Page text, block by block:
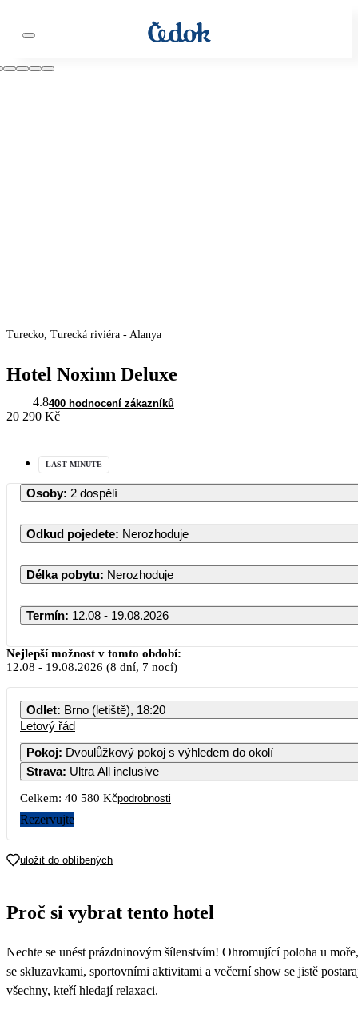
Turecko, Turecká riviéra - Alanya
Hotel Noxinn Deluxe
4.8400 hodnocení zákazníků
20 290 Kč
LAST MINUTE
Osoby: 2 dospělí
Odkud pojedete: Nerozhoduje
Délka pobytu: Nerozhoduje
Termín: 12.08 - 19.08.2026
Nejlepší možnost v tomto období:
12.08 - 19.08.2026 (8 dní, 7 nocí)
Odlet: Brno (letiště), 18:20
Letový řád
Pokoj: Dvoulůžkový pokoj s výhledem do okolí
Strava: Ultra All inclusive
Celkem: 40 580 Kčpodrobnosti
Rezervujte
uložit do oblíbených
Proč si vybrat tento hotel
Nechte se unést prázdninovým šílenstvím! Ohromující poloha u
se skluzavkami, sportovními aktivitami a večerní show se jistě
všechny, kteří hledají relaxaci.